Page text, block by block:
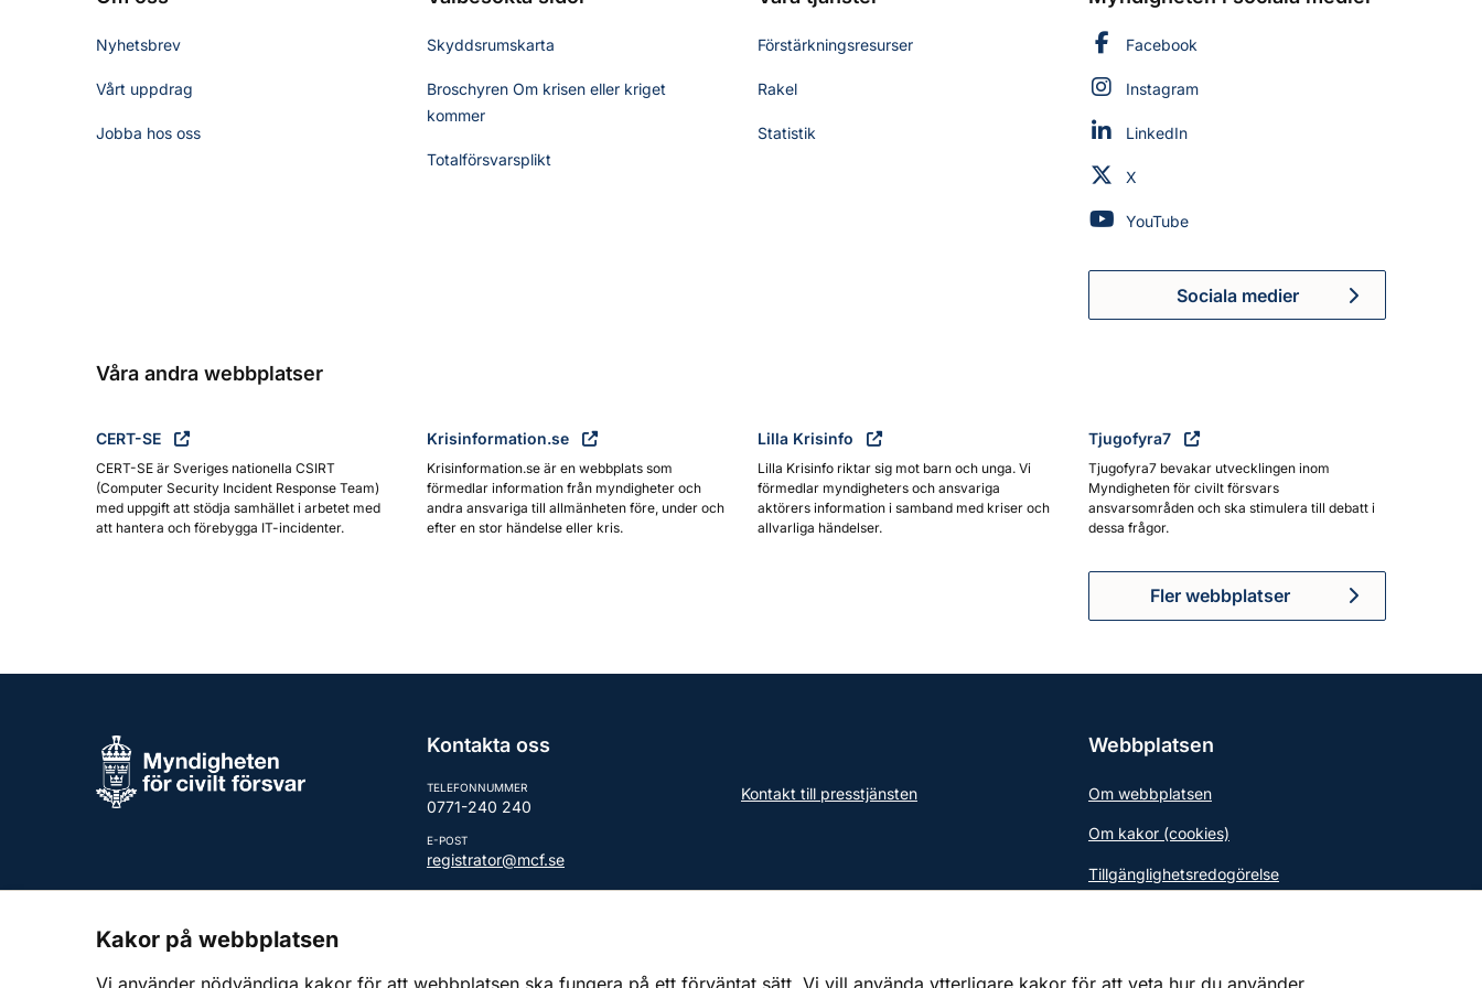
Nyhetsbrev
Vårt uppdrag
Jobba hos oss
Skyddsrumskarta
Broschyren Om krisen eller kriget
kommer
Totalförsvarsplikt
Förstärkningsresurser
Rakel
Statistik
Myndigheten för civilt försvar på
Facebook
Myndigheten för civilt försvar på
Instagram
Myndigheten för civilt försvar på
LinkedIn
Myndigheten för civilt försvar på
X
Myndigheten för civilt försvar på
YouTube
Myndigheten för civilt
Sociala medier
Våra andra webbplatser
CERT-SE
CERT-SE är Sveriges nationella CSIRT
(Computer Security Incident Response Team)
med uppgift att stödja samhället i arbetet med
att hantera och förebygga IT-incidenter.
Krisinformation.se
Krisinformation.se är en webbplats som
förmedlar information från myndigheter och
andra ansvariga till allmänheten före, under och
efter en stor händelse eller kris.
Lilla Krisinfo
Lilla Krisinfo riktar sig mot barn och unga. Vi
förmedlar myndigheters och ansvariga
aktörers information i samband med kriser och
allvarliga händelser.
Tjugofyra7
Tjugofyra7 bevakar utvecklingen inom
Myndigheten för civilt försvars
ansvarsområden och ska stimulera till debatt i
dessa frågor.
Fler webbplatser
Kontakta oss
TELEFONNUMMER
0771-240 240
E-POST
registrator@mcf.se
Kontakt till presstjänsten
Webbplatsen
Om webbplatsen
Om kakor (cookies)
Tillgänglighetsredogörelse
Kakor på webbplatsen
Vi använder nödvändiga kakor för att webbplatsen ska fungera på ett förväntat sätt. Vi vill använda ytterligare kakor för att veta hur du använder